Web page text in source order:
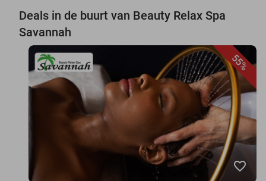
Deals in de buurt van Beauty Relax Spa
Savannah
55%
favorite_border